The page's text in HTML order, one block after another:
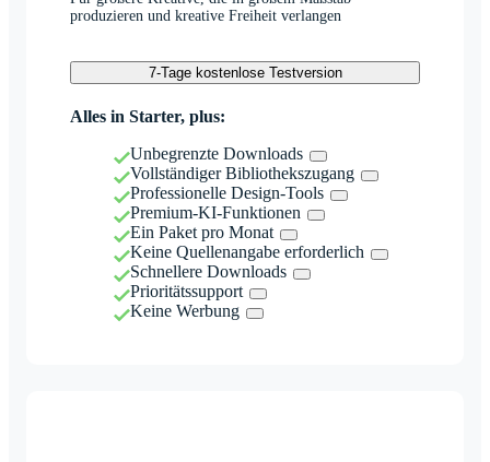
produzieren und kreative Freiheit verlangen
7-Tage kostenlose Testversion
Alles in Starter, plus:
Unbegrenzte Downloads
Vollständiger Bibliothekszugang
Professionelle Design-Tools
Premium-KI-Funktionen
Ein Paket pro Monat
Keine Quellenangabe erforderlich
Schnellere Downloads
Prioritätssupport
Keine Werbung